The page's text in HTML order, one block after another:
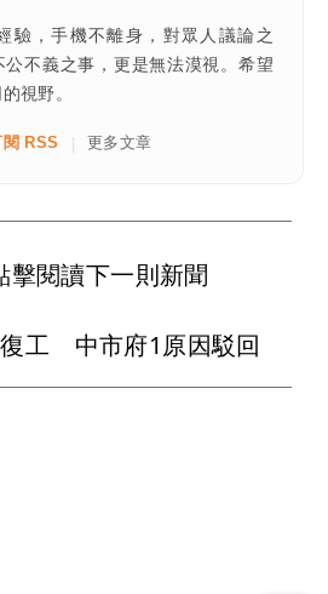
驗，手機不離身，對眾人議論之
不義之事，更是無法漠視。希望
視野。
閱 RSS | 更多文章
擊閱讀下一則新聞
工 中市府1原因駁回